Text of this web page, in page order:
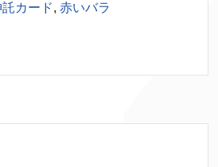
カード, 赤いバラ